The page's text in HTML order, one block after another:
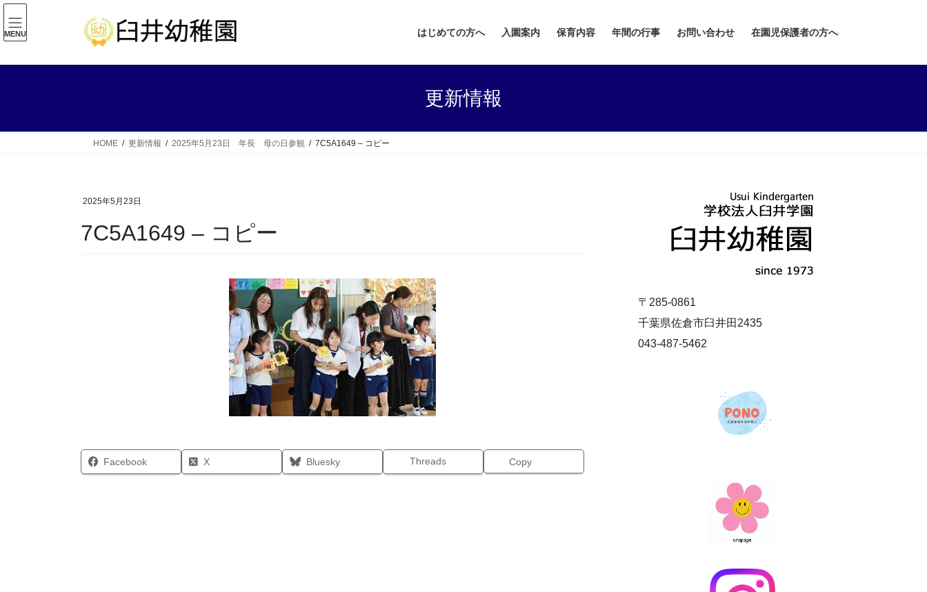
コ
ン
テ
ナ
ビ
ゲ
はじめての方へ 入園案内 保育内容 年間の行事 お問い合わせ 在園児保護者の方へ
更新情報
HOME 更新情報 2025年5月23日 年長 母の日参観 7C5A1649 – コピー
2025年5月23日
7C5A1649 – コピー
Facebook X Bluesky Threads Copy
〒285-0861
千葉県佐倉市臼井田2435
043-487-5462
MENU